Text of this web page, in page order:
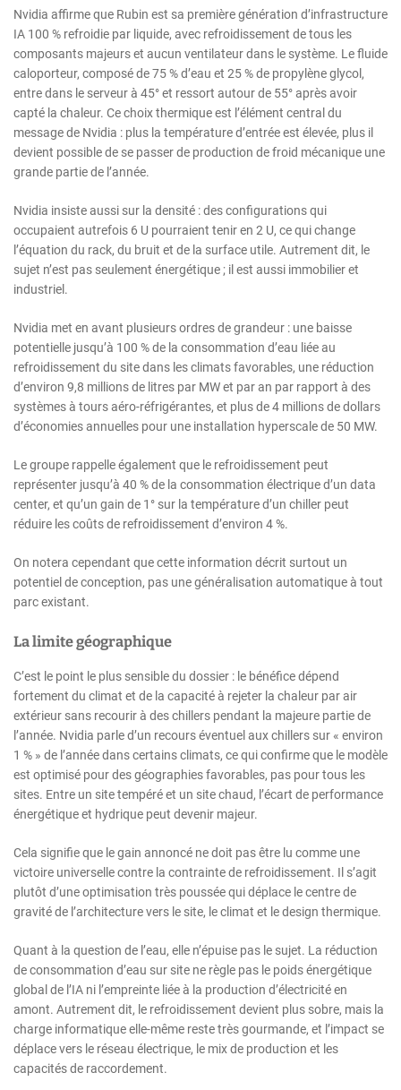
Nvidia affirme que Rubin est sa première génération d’infrastructure
IA 100 % refroidie par liquide, avec refroidissement de tous les
composants majeurs et aucun ventilateur dans le système. Le fluide
caloporteur, composé de 75 % d’eau et 25 % de propylène glycol,
entre dans le serveur à 45° et ressort autour de 55° après avoir
capté la chaleur. Ce choix thermique est l’élément central du
message de Nvidia : plus la température d’entrée est élevée, plus il
devient possible de se passer de production de froid mécanique une
grande partie de l’année.
Nvidia insiste aussi sur la densité : des configurations qui
occupaient autrefois 6 U pourraient tenir en 2 U, ce qui change
l’équation du rack, du bruit et de la surface utile. Autrement dit, le
sujet n’est pas seulement énergétique ; il est aussi immobilier et
industriel.
Nvidia met en avant plusieurs ordres de grandeur : une baisse
potentielle jusqu’à 100 % de la consommation d’eau liée au
refroidissement du site dans les climats favorables, une réduction
d’environ 9,8 millions de litres par MW et par an par rapport à des
systèmes à tours aéro-réfrigérantes, et plus de 4 millions de dollars
d’économies annuelles pour une installation hyperscale de 50 MW.
Le groupe rappelle également que le refroidissement peut
représenter jusqu’à 40 % de la consommation électrique d’un data
center, et qu’un gain de 1° sur la température d’un chiller peut
réduire les coûts de refroidissement d’environ 4 %.
On notera cependant que cette information décrit surtout un
potentiel de conception, pas une généralisation automatique à tout
parc existant.
La limite géographique
C’est le point le plus sensible du dossier : le bénéfice dépend
fortement du climat et de la capacité à rejeter la chaleur par air
extérieur sans recourir à des chillers pendant la majeure partie de
l’année. Nvidia parle d’un recours éventuel aux chillers sur « environ
1 % » de l’année dans certains climats, ce qui confirme que le modèle
est optimisé pour des géographies favorables, pas pour tous les
sites. Entre un site tempéré et un site chaud, l’écart de performance
énergétique et hydrique peut devenir majeur.
Cela signifie que le gain annoncé ne doit pas être lu comme une
victoire universelle contre la contrainte de refroidissement. Il s’agit
plutôt d’une optimisation très poussée qui déplace le centre de
gravité de l’architecture vers le site, le climat et le design thermique.
Quant à la question de l’eau, elle n’épuise pas le sujet. La réduction
de consommation d’eau sur site ne règle pas le poids énergétique
global de l’IA ni l’empreinte liée à la production d’électricité en
amont. Autrement dit, le refroidissement devient plus sobre, mais la
charge informatique elle-même reste très gourmande, et l’impact se
déplace vers le réseau électrique, le mix de production et les
capacités de raccordement.